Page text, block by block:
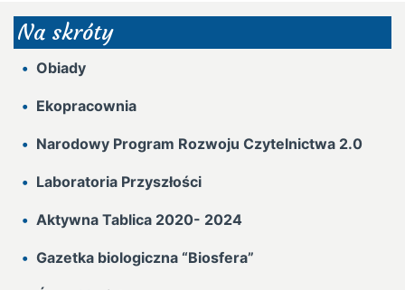
Na skróty
Obiady
Ekopracownia
Narodowy Program Rozwoju Czytelnictwa 2.0
Laboratoria Przyszłości
Aktywna Tablica 2020- 2024
Gazetka biologiczna “Biosfera”